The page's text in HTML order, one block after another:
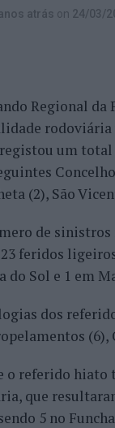
atrás on 24/03/
Regional
rodoviária
um total
(2), São
de
feridos
do Sol e 1 em
dos
(6),
o referido hiato
que
5 no